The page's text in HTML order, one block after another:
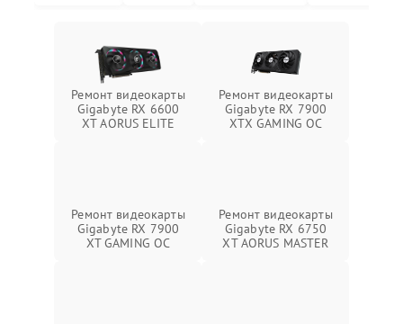
Ремонт видеокарты
Gigabyte RX 6600
XT AORUS ELITE
Ремонт видеокарты
Gigabyte RX 7900
XTX GAMING OC
Ремонт видеокарты
Gigabyte RX 7900
XT GAMING OC
Ремонт видеокарты
Gigabyte RX 6750
XT AORUS MASTER